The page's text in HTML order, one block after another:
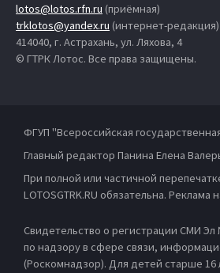
lotos@lotos.rfn.ru (приёмная)
trklotos@yandex.ru (интернет-редакция)
414040, г. Астрахань, ул. Ляхова, 4
© ГТРК Лотос. Все права защищены.
ФГУП "Всероссийская
Главный редактор Панина Елена
При полной или частичной
LOTOSGTRK.RU обязательна. Реклама
Свидетельство о регистрации СМИ
по надзору в сфере связи,
(Роскомнадзор). Для детей старше 16